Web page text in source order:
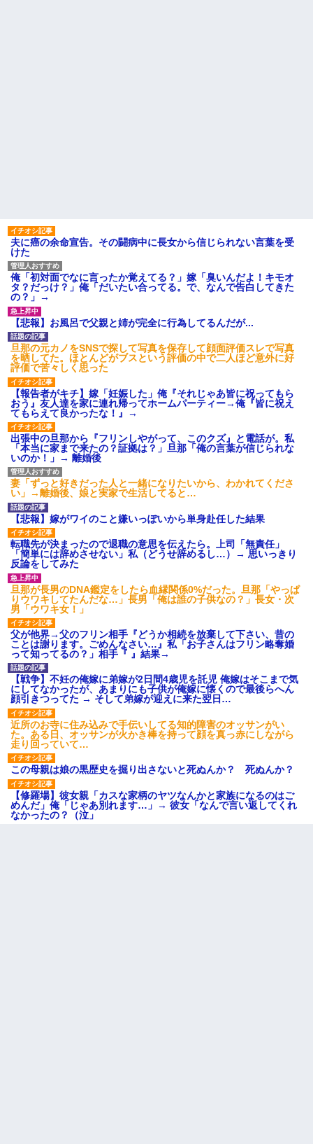
夫に癌の余命宣告。その闘病中に長女から信じられない言葉を受
けた
俺「初対面でなに言ったか覚えてる？」嫁「臭いんだよ！キモオ
タ？だっけ？」俺「だいたい合ってる。で、なんで告白してきた
の？」→
【悲報】お風呂で父親と姉が完全に行為してるんだが...
旦那の元カノをSNSで探して写真を保存して顔面評価スレで写真
を晒してた。ほとんどがブスという評価の中で二人ほど意外に好
評価で苦々しく思った
【報告者がキチ】嫁「妊娠した」俺『それじゃあ皆に祝ってもら
おう』友人達を家に連れ帰ってホームパーティー→俺『皆に祝え
てもらえて良かったな！』→
出張中の旦那から『フリンしやがって、このクズ』と電話が。私
「本当に家まで来たの？証拠は？」旦那「俺の言葉が信じられな
いのか！」→ 離婚後
妻「ずっと好きだった人と一緒になりたいから、わかれてくださ
い」→離婚後、娘と実家で生活してると…
【悲報】嫁がワイのこと嫌いっぽいから単身赴任した結果
転職先が決まったので退職の意思を伝えたら。上司「無責任」
「簡単には辞めさせない」私（どうせ辞めるし…）→ 思いっきり
反論をしてみた
旦那が長男のDNA鑑定をしたら血縁関係0%だった。旦那「やっぱ
りウワキしてたんだな…」長男「俺は誰の子供なの？」長女・次
男「ウワキ女！」
父が他界→父のフリン相手『どうか相続を放棄して下さい、昔の
ことは謝ります。ごめんなさい…』私「お子さんはフリン略奪婚
って知ってるの？」相手『 』結果→
【戦争】不妊の俺嫁に弟嫁が2日間4歳児を託児 俺嫁はそこまで気
にしてなかったが、あまりにも子供が俺嫁に懐くので最後らへん
顔引きつってた → そして弟嫁が迎えに来た翌日…
近所のお寺に住み込みで手伝いしてる知的障害のオッサンがい
た。ある日、オッサンが火かき棒を持って顔を真っ赤にしながら
走り回っていて…
この母親は娘の黒歴史を掘り出さないと死ぬんか？ 死ぬんか？
【修羅場】彼女親「カスな家柄のヤツなんかと家族になるのはご
めんだ」俺「じゃあ別れます…」→ 彼女「なんで言い返してくれ
なかったの？（泣」